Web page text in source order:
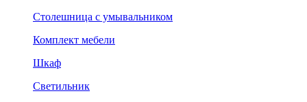
Столешница с умывальником
Комплект мебели
Шкаф
Светильник